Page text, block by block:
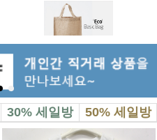
30% 세일방 50% 세일방